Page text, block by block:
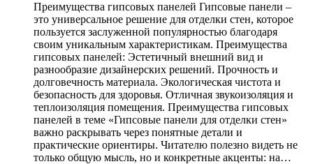
Преимущества гипсовых панелей Гипсовые панели –
это универсальное решение для отделки стен, которое
пользуется заслуженной популярностью благодаря
своим уникальным характеристикам. Преимущества
гипсовых панелей: Эстетичный внешний вид и
разнообразие дизайнерских решений. Прочность и
долговечность материала. Экологическая чистота и
безопасность для здоровья. Отличная звукоизоляция и
теплоизоляция помещения. Преимущества гипсовых
панелей в теме «Гипсовые панели для отделки стен»
важно раскрывать через понятные детали и
практические ориентиры. Читателю полезно видеть не
только общую мысль, но и конкретные акценты: на…